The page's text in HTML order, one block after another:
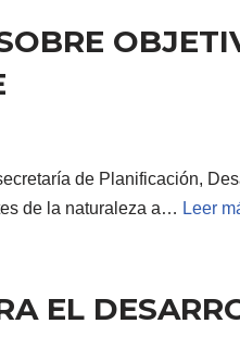
de Planificación,
de la naturaleza a… Leer
EL